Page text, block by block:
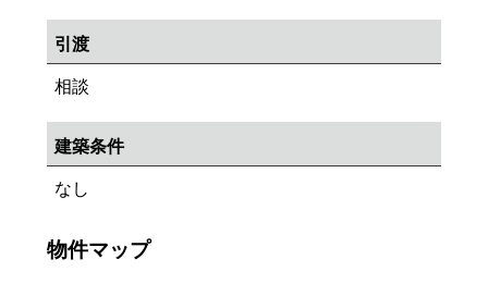
引渡
相談
建築条件
なし
物件マップ